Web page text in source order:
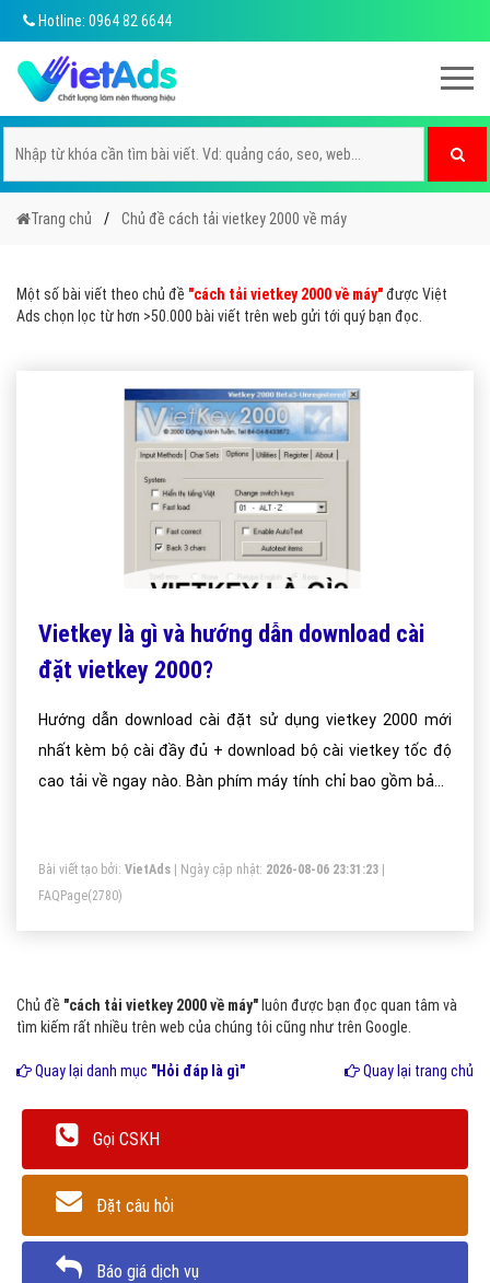
Hotline: 0964 82 6644
Trang chủ Chủ đề cách tải vietkey 2000 về máy
Một số bài viết theo chủ đề "cách tải vietkey 2000 về máy"được Việt
Ads chọn lọc từ hơn >50.000 bài viết trên web gửi tới quý bạn đọc.
Vietkey là gì và hướng dẫn download cài
đặt vietkey 2000?
Hướng dẫn download cài đặt sử dụng vietkey 2000 mới
nhất kèm bộ cài đầy đủ + download bộ cài vietkey tốc độ
cao tải về ngay nào. Bàn phím máy tính chỉ bao gồm bảng
trong bảng chữ cái Tiếng Việt.
Bài viết tạo bởi: VietAds | Ngày cập nhật: 2026-08-06 23:31:23
FAQPage(2780)
Chủ đề "cách tải vietkey 2000 về máy" luôn được bạn đọc quan tâm và
tìm kiếm rất nhiều trên web của chúng tôi cũng như trên Google.
Quay lại danh mục "Hỏi đáp là gì" Quay lại trang chủ
Gọi CSKH
Đặt câu hỏi
Báo giá dịch vụ